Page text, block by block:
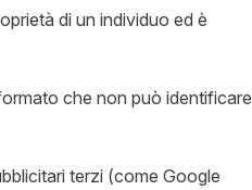
di un individuo ed è
che non può identificare
terzi (come Google